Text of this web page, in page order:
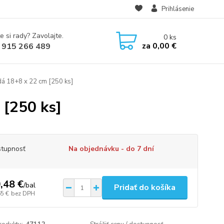
Prihlásenie
si rady? Zavolajte.
266 489
0ks
za 0,00 €
18+8 x 22 cm [250 ks]
[250 ks]
Na objednávku - do 7 dní
€/bal
€ bez DPH
Pridať do košíka